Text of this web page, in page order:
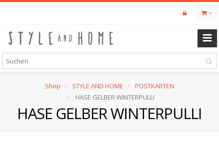
Skip
content
Shop STYLE AND HOME
POSTKARTEN
HASE GELBER WINTERPULLI
HASE GELBER WINTERPULLI